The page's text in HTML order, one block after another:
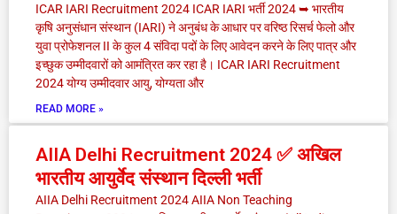
ICAR IARI Recruitment 2024 ICAR IARI भर्ती 2024 ➥ भारतीय
कृषि अनुसंधान संस्थान (IARI) ने अनुबंध के आधार पर वरिष्ठ रिसर्च फेलो और
युवा प्रोफेशनल II के कुल 4 संविदा पदों के लिए आवेदन करने के लिए पात्र और
इच्छुक उम्मीदवारों को आमंत्रित कर रहा है। ICAR IARI Recruitment
2024 योग्य उम्मीदवार आयु, योग्यता और
READ MORE »
AIIA Delhi Recruitment 2024 ✅ अखिल
भारतीय आयुर्वेद संस्थान दिल्ली भर्ती
AIIA Delhi Recruitment 2024 AIIA Non Teaching